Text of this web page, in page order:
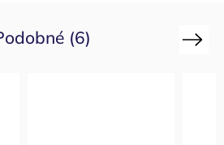
(6) Next